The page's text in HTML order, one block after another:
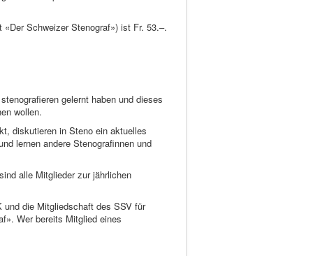
Schweizer Stenograf») ist Fr. 53.–.
gelernt haben und dieses
wollen.
diskutieren in Steno ein aktuelles
lernen andere Stenografinnen und
alle Mitglieder zur jährlichen
und die Mitgliedschaft des SSV für
Wer bereits Mitglied eines